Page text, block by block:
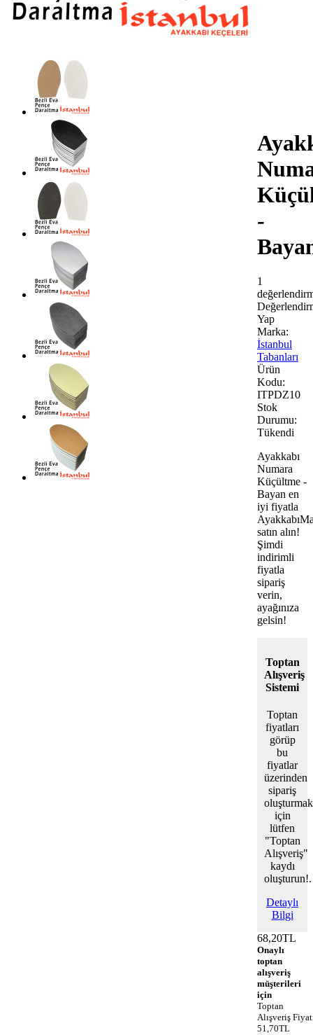
-
1
Yap
Marka:
İstanbul
Tabanları
Ürün
Kodu:
ITPDZ10
Stok
Durumu:
Tükendi
Ayakkabı
Numara
Küçültme -
Bayan en
iyi fiyatla
satın alın!
Şimdi
indirimli
fiyatla
sipariş
verin,
ayağınıza
gelsin!
Toptan
Alışveriş
Sistemi
Toptan
fiyatları
görüp
bu
fiyatlar
üzerinden
sipariş
oluşturmak
için
lütfen
"Toptan
Alışveriş"
kaydı
oluşturun!.
Detaylı
Bilgi
68,20TL
Onaylı
toptan
alışveriş
müşterileri
için
Toptan
Alışveriş
51,70TL